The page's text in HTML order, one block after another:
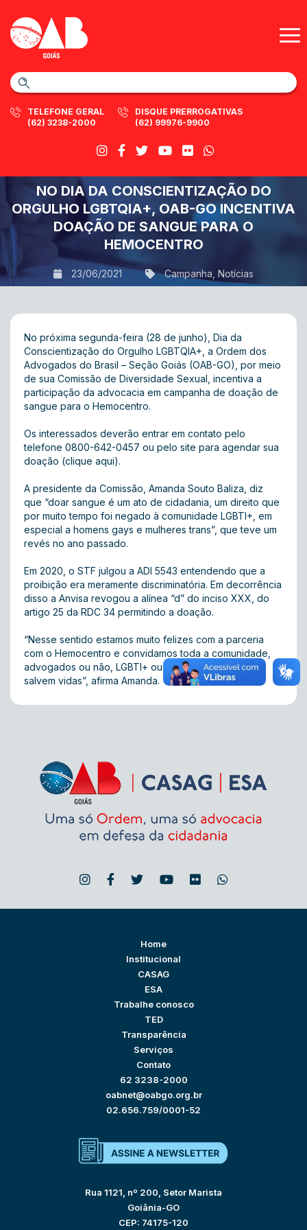
TELEFONE GERAL
(62) 3238-2000
DISQUE PRERROGATIVAS
(62) 99976-9900
NO DIA DA CONSCIENTIZAÇÃO DO
ORGULHO LGBTQIA+, OAB-GO INCENTIVA
DOAÇÃO DE SANGUE PARA O
HEMOCENTRO
23/06/2021 Campanha Notícias
No próxima segunda-feira (28 de junho), Dia da
Conscientização do Orgulho LGBTQIA+, a Ordem dos
Advogados do Brasil – Seção Goiás (OAB-GO), por meio
de sua Comissão de Diversidade Sexual, incentiva a
participação da advocacia em campanha de doação de
sangue para o Hemocentro.
Os interessados deverão entrar em contato pelo
telefone 0800-642-0457 ou pelo site para agendar sua
doação (clique aqui).
A presidente da Comissão, Amanda Souto Baliza, diz
que “doar sangue é um ato de cidadania, um direito que
por muito tempo foi negado à comunidade LGBTI+, em
especial a homens gays e mulheres trans”, que teve um
revés no ano passado.
Em 2020, o STF julgou a ADI 5543 entendendo que a
proibição era meramente discriminatória. Em decorrência
disso a Anvisa revogou a alínea “d” do inciso XXX, do
artigo 25 da RDC 34 permitindo a doação.
“Nesse sentido estamos muito felizes com a parceria
com o Hemocentro e convidamos toda a comunidade,
advogados ou não, LGBTI+ ou não. Doem sangue,
salvem vidas”, afirma Amanda.
Home
Institucional
CASAG
ESA
Trabalhe conosco
TED
Transparência
Serviços
Contato
62 3238-2000
oabnet@oabgo.org.br
02.656.759/0001-52
Rua 1121, nº 200, Setor Marista
Goiânia-GO
CEP: 74175-120